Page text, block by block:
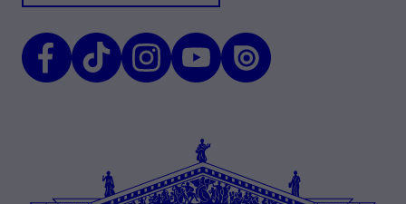
FacebookTikTok InstagramYoutubeIssuu